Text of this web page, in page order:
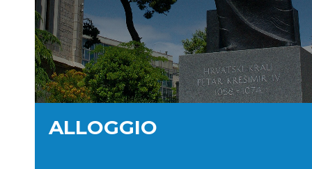
ALLOGGIO